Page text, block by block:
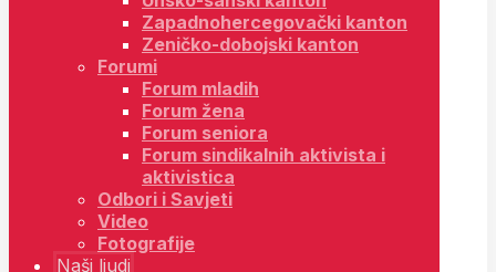
Zapadnohercegovački kanton
Zeničko-dobojski kanton
Forumi
Forum mladih
Forum žena
Forum seniora
Forum sindikalnih aktivista i
aktivistica
Odbori i Savjeti
Video
Fotografije
Naši ljudi